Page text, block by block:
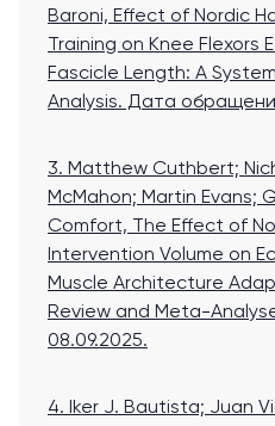
Baroni, Effect of Nordic
Training on Knee
Fascicle Length: A
Analysis. Дата
3. Matthew Cuthbert;
McMahon; Martin Evans;
Comfort, The Effect of
Intervention Volume on
Muscle Architecture
Review and Meta-
08.09.2025.
4. Iker J. Bautista; Juan